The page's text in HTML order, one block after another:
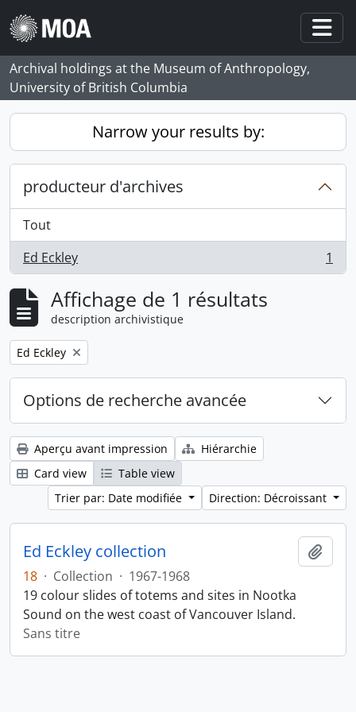
Skip to main content
Archival holdings at the Museum of Anthropology,
University of British Columbia
Narrow your results by:
producteur d'archives
Tout
Ed Eckley
, 1 résultats 1
Affichage de 1 résultats
description archivistique
Remove filter:
Ed Eckley
Options de recherche avancée
Aperçu avant impression
Hiérarchie
Card view
Table view
Trier par: Date modifiée
Direction: Décroissant
Ed Eckley collection
18 · Collection · 1967-1968
19 colour slides of totems and sites in Nootka
Sound on the west coast of Vancouver Island.
Sans titre